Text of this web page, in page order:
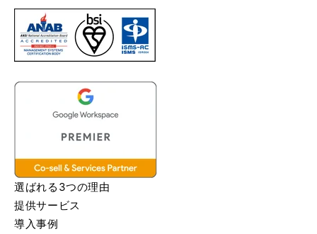
選ばれる3つの理由
提供サービス
導入事例